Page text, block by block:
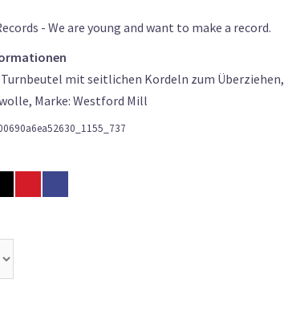
- We are young and want to make a record.
Turnbeutel mit seitlichen Kordeln zum Überziehen,
Marke: Westford Mill